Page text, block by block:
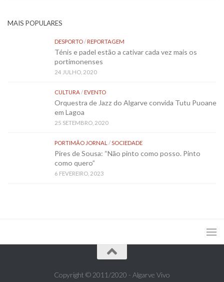
MAIS POPULARES
DESPORTO/REPORTAGEM
Ténis e padel estão a cativar cada vez mais os
portimonenses
24 JULHO, 2020
CULTURA/EVENTO
Orquestra de Jazz do Algarve convida Tutu Puoane
em Lagoa
25 SETEMBRO, 2020
PORTIMÃO JORNAL /SOCIEDADE
Pires de Sousa: “Não pinto como posso. Pinto
como quero”
6 FEVEREIRO, 2023
Copyright © 2011/2020 - Algarve Vivo